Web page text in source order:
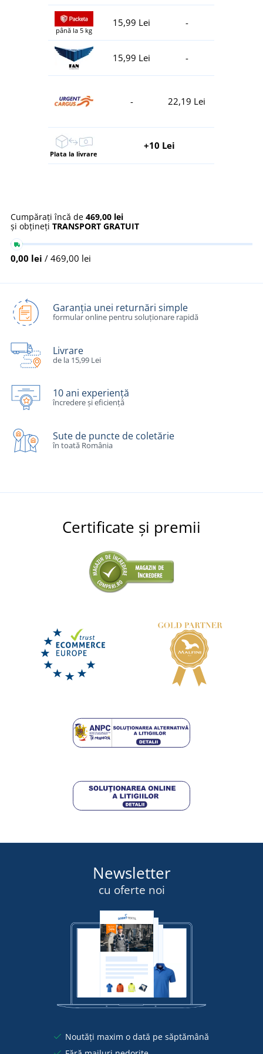
până la 5 kg
15,99 Lei -
15,99 Lei -
- 22,19 Lei
Plata la livrare
+10 Lei
Cumpărați încă de 469,00 lei
și obțineți TRANSPORT GRATUIT
0,00 lei / 469,00 lei
Garanția unei returnări simple
formular online pentru soluționare rapidă
Livrare
de la 15,99 Lei
10 ani experiență
încredere și eficiență
Sute de puncte de coletărie
în toată România
Certificate și premii
Newsletter
cu oferte noi
Noutăți maxim o dată pe săptămână